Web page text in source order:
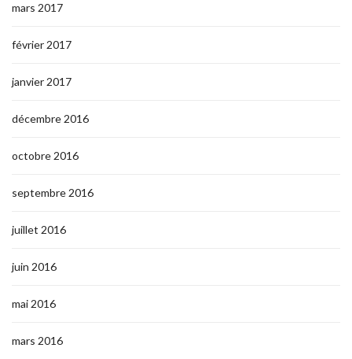
mars 2017
février 2017
janvier 2017
décembre 2016
octobre 2016
septembre 2016
juillet 2016
juin 2016
mai 2016
mars 2016